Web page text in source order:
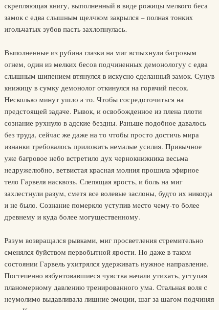
скрепляющая книгу, выполненный в виде рожицы мелкого беса
замок с едва слышным щелчком закрылся – полная тонких
игольчатых зубов пасть захлопнулась.
Выполненные из рубина глазки на миг вспыхнули багровым
огнем, один из мелких бесов подчиненных демонологуу с едва
слышным шипением втянулся в искусно сделанный замок. Сунув
книжицу в сумку демонолог откинулся на горячий песок.
Несколько минут ушло а то. Чтобы сосредоточиться на
предстоящей задаче. Рывок, и освобожденное из плена плоти
сознание рухнуло в адские бездны. Раньше подобное давалось
без труда, сейчас же даже на то чтобы просто достичь мира
изнанки требовалось приложить немалые усилия. Привычное
уже багровое небо встретило дух чернокнижника весьма
недружелюбно, ветвистая красная молния прошила эфирное
тело Гарвеля насквозь. Слепящая ярость, и боль на миг
захлестнули разум, сметя все волевые заслоны, будто их никогда
и не было. Сознание померкло уступив место чему-то более
древнему и куда более могущественному.
Разум возвращался рывками, миг просветления стремительно
сменялся буйством первобытной ярости. Но даже в таком
состоянии Гарвель ухитрялся удерживать нужное направление.
Постепенно взбунтовавшиеся чувства начали утихать, уступая
планомерному давлению тренированного ума. Стальная воля с
неумолимо выдавливала лишние эмоции, шаг за шагом подчиняя